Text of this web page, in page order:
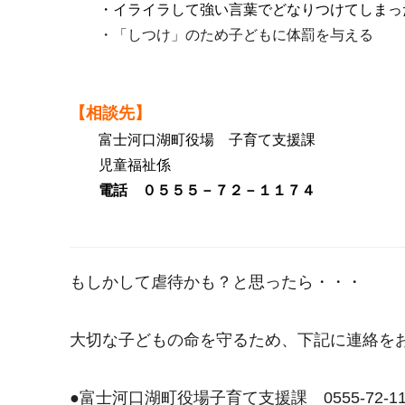
・イライラして強い言葉でどなりつけてしまっ
・「しつけ」のため子どもに体罰を与える
【相談先】
富士河口湖町役場 子育て支援課
児童福祉係
電話 ０５５５－７２－１１７４
もしかして虐待かも？と思ったら・・・
大切な子どもの命を守るため、下記に連絡を
●富士河口湖町役場子育て支援課 0555-72-